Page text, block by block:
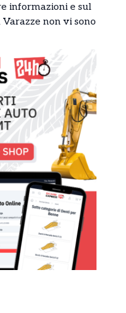
informazioni e sul
non vi sono